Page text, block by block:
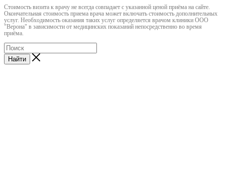
Cтоимость визита к врачу не всегда совпадает с указанной ценой приёма на сайте.
Окончательная стоимость приема врача может включать стоимость дополнительных
услуг. Необходимость оказания таких услуг определяется врачом клиники ООО
"Верона" в зависимости от медицинских показаний непосредственно во время
приёма.
Найти